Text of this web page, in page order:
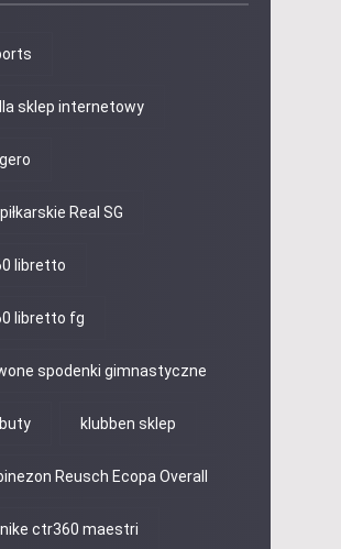
sklep internetowy
Real SG
libretto
libretto fg
spodenki gimnastyczne
klubben sklep
Reusch Ecopa Overall
nike ctr360 maestri